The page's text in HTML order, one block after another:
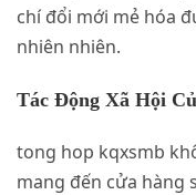
chí đổi mới mẻ hóa
nhiên nhiên.
Tác Động Xã Hội
tong hop kqxsmb
mang đến cửa hàng